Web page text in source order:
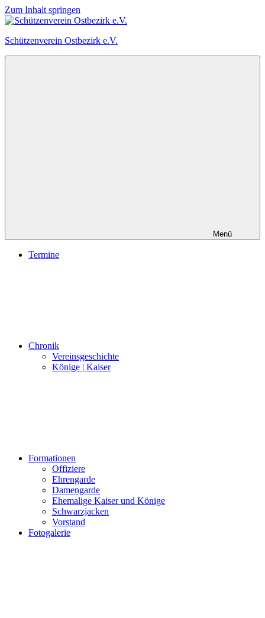
Zum Inhalt springen
Schützenverein Ostbezirk e.V.
Menü
Termine
Chronik
Vereinsgeschichte
Könige | Kaiser
Formationen
Offiziere
Ehrengarde
Damengarde
Ehemalige Kaiser und Könige
Schwarzjacken
Vorstand
Fotogalerie